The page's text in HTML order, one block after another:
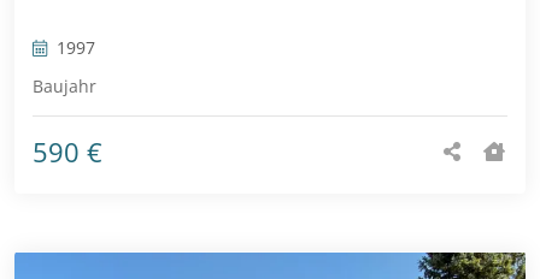
1997
Baujahr
590 €